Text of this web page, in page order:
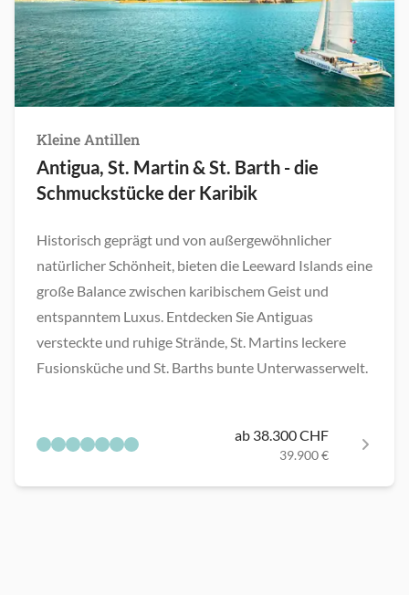
Kleine Antillen
Antigua, St. Martin & St. Barth - die
Schmuckstücke der Karibik
Historisch geprägt und von außergewöhnlicher
natürlicher Schönheit, bieten die Leeward Islands eine
große Balance zwischen karibischem Geist und
entspanntem Luxus. Entdecken Sie Antiguas
versteckte und ruhige Strände, St. Martins leckere
Fusionsküche und St. Barths bunte Unterwasserwelt.
ab 38.300 CHF
39.900 €